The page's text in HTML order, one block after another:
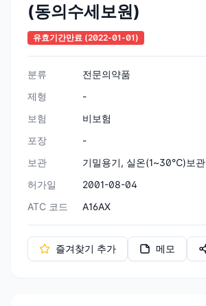
(동의수세보원)
유효기간만료 (2022-01-01)
분류
전문의약품
제형
-
보험
비보험
포장
-
보관
기밀용기, 실온(1~30℃)보관
허가일
2001-08-04
ATC 코드
A16AX
즐겨찾기 추가 메모